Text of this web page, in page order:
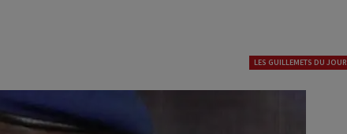
LES GUILLEMETS DU JOUR